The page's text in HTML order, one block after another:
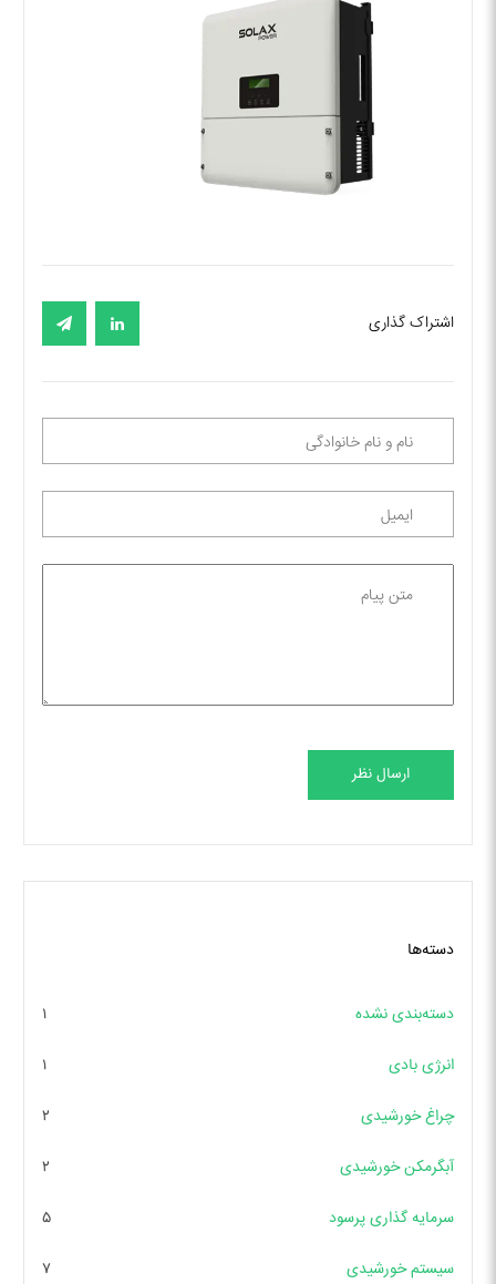
اشتراک گذاری
ارسال نظر
دسته‌ها
دسته‌بندی نشده ۱
انرژی بادی ۱
چراغ خورشیدی ۲
آبگرمکن خورشیدی ۲
سرمایه گذاری پرسود ۵
سیستم خورشیدی ۷